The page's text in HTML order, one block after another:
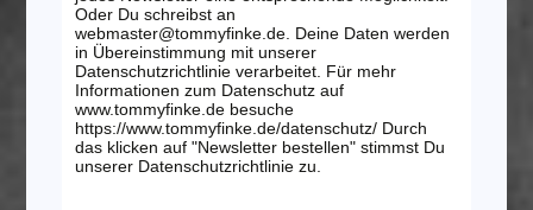
Oder Du schreibst an
webmaster@tommyfinke.de. Deine Daten werden
in Übereinstimmung mit unserer
Datenschutzrichtlinie verarbeitet. Für mehr
Informationen zum Datenschutz auf
www.tommyfinke.de besuche
https://www.tommyfinke.de/datenschutz/ Durch
das klicken auf "Newsletter bestellen" stimmst Du
unserer Datenschutzrichtlinie zu.